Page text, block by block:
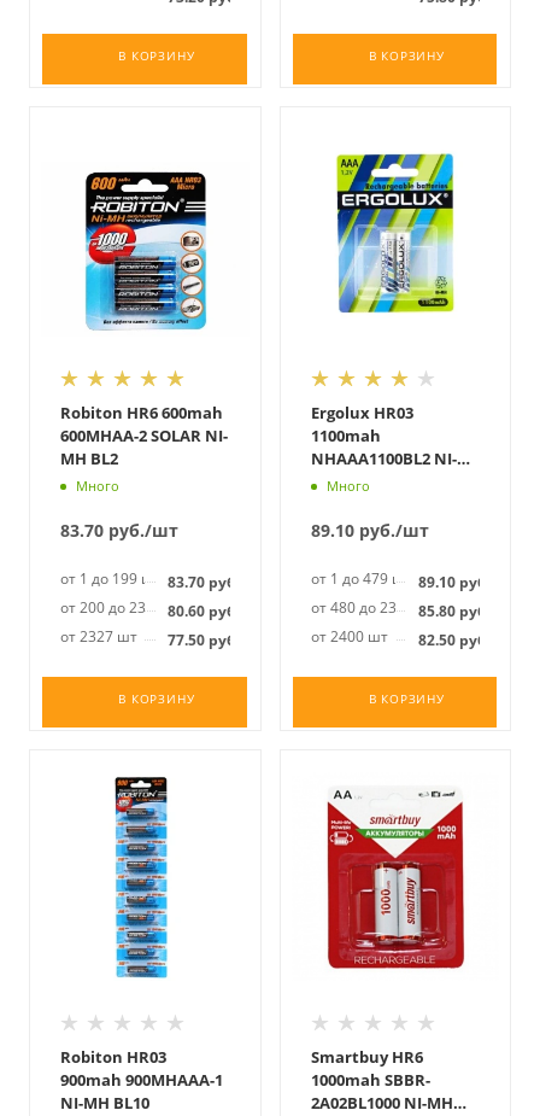
В КОРЗИНУ В КОРЗИНУ
Robiton HR6 600mah
600MHAA-2 SOLAR NI-
MH BL2
Много
83.70 руб./шт
от 1 до 199 шт 83.70 руб.
от 200 до 2326 шт80.60 руб.
от 2327 шт
77.50 руб.
В КОРЗИНУ
Ergolux HR03
1100mah
NHAAA1100BL2 NI-
MH BL2
Много
89.10руб./шт
от 1 до 479 шт 89.10руб.
от 480 до 2399 шт85.80руб.
от 2400 шт
82.50руб.
В КОРЗИНУ
Robiton HR03
900mah 900MHAAA-1
NI-MH BL10
Smartbuy HR6
1000mah SBBR-
2A02BL1000 NI-MH